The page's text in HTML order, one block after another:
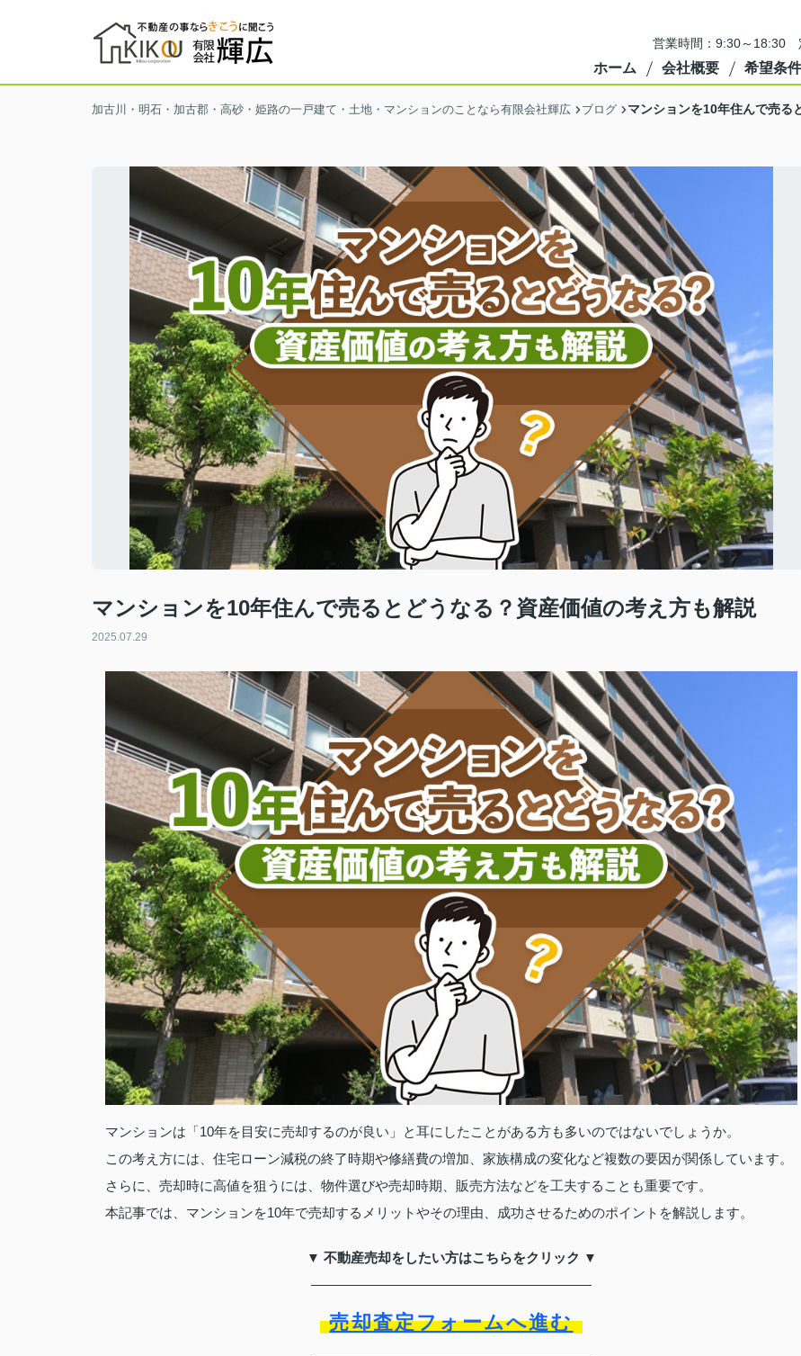
営業時間：9:30～18:30
ホーム 会社概要 希望条件
加古川・明石・加古郡・高砂・姫路の一戸建て・土地・マンションのことなら有限会社輝広 ブログ マンションを10年住んで売る
マンションを10年住んで売るとどうなる？資産価値の考え方も解説
2025.07.29
マンションは「10年を目安に売却するのが良い」と耳にしたことがある方も多いのではないでしょうか。
この考え方には、住宅ローン減税の終了時期や修繕費の増加、家族構成の変化など複数の要因が関係しています。
さらに、売却時に高値を狙うには、物件選びや売却時期、販売方法などを工夫することも重要です。
本記事では、マンションを10年で売却するメリットやその理由、成功させるためのポイントを解説します。
▼ 不動産売却をしたい方はこちらをクリック ▼
売却査定フォームへ進む